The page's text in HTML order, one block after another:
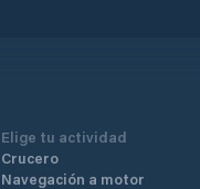
Elige tu actividad
Crucero
Navegación a motor